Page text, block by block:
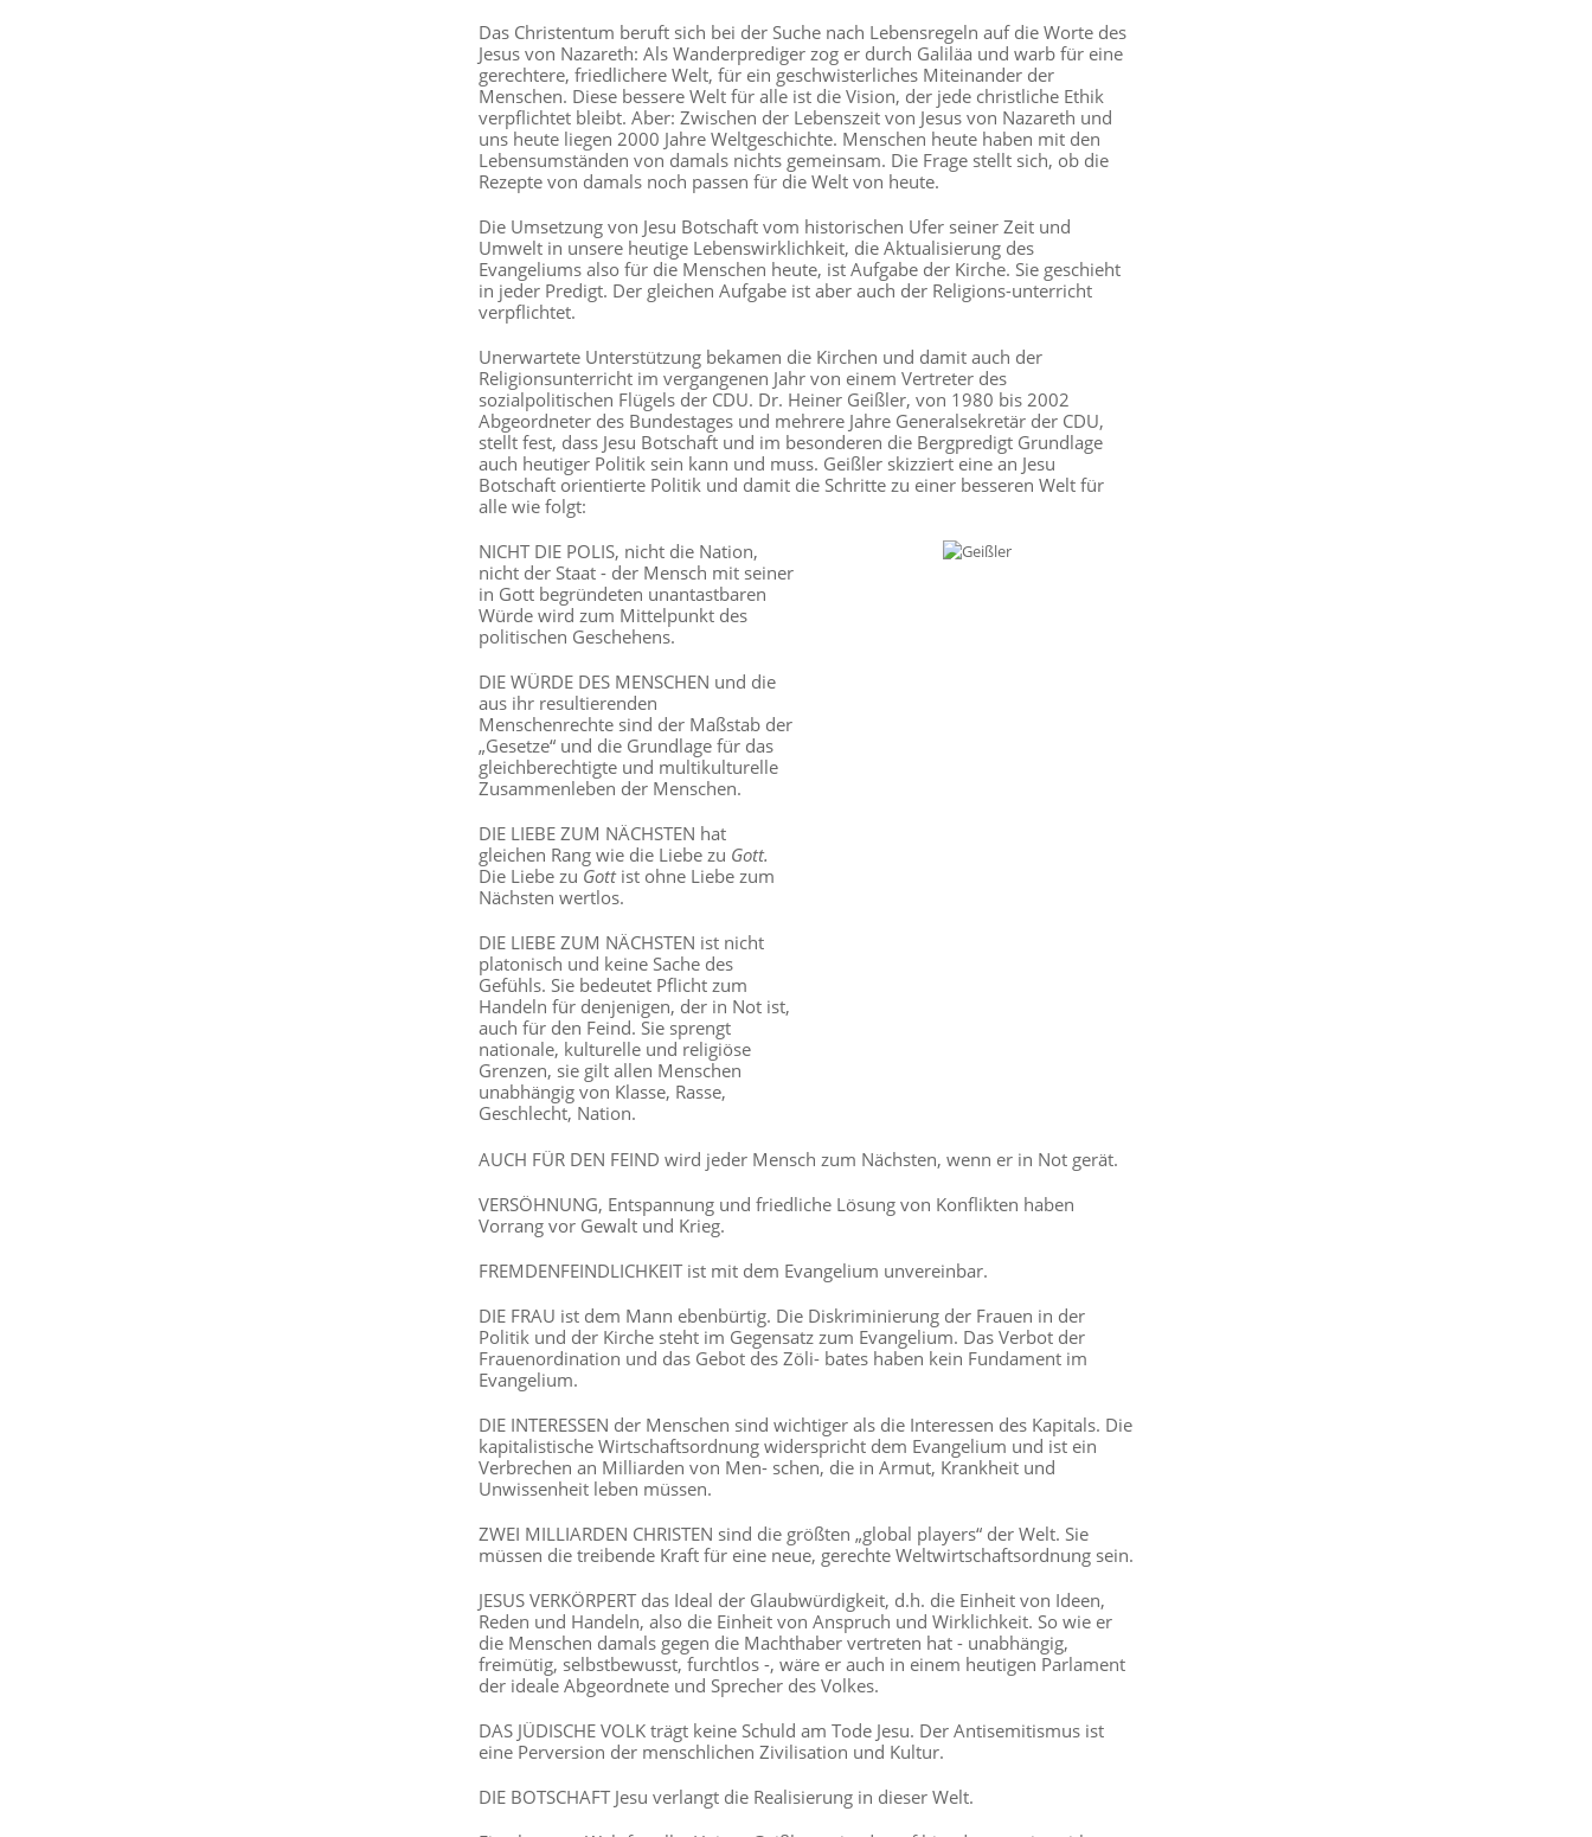
Das Christentum beruft sich bei der Suche nach Lebensregeln auf die Worte des
Jesus von Nazareth: Als Wanderprediger zog er durch Galiläa und warb für eine
gerechtere, friedlichere Welt, für ein geschwisterliches Miteinander der
Menschen. Diese bessere Welt für alle ist die Vision, der jede christliche Ethik
verpflichtet bleibt. Aber: Zwischen der Lebenszeit von Jesus von Nazareth und
uns heute liegen 2000 Jahre Weltgeschichte. Menschen heute haben mit den
Lebensumständen von damals nichts gemeinsam. Die Frage stellt sich, ob die
Rezepte von damals noch passen für die Welt von heute.
Die Umsetzung von Jesu Botschaft vom historischen Ufer seiner Zeit und
Umwelt in unsere heutige Lebenswirklichkeit, die Aktualisierung des
Evangeliums also für die Menschen heute, ist Aufgabe der Kirche. Sie geschieht
in jeder Predigt. Der gleichen Aufgabe ist aber auch der Religions-unterricht
verpflichtet.
Unerwartete Unterstützung bekamen die Kirchen und damit auch der
Religionsunterricht im vergangenen Jahr von einem Vertreter des
sozialpolitischen Flügels der CDU. Dr. Heiner Geißler, von 1980 bis 2002
Abgeordneter des Bundestages und mehrere Jahre Generalsekretär der CDU,
stellt fest, dass Jesu Botschaft und im besonderen die Bergpredigt Grundlage
auch heutiger Politik sein kann und muss. Geißler skizziert eine an Jesu
Botschaft orientierte Politik und damit die Schritte zu einer besseren Welt für
alle wie folgt:
NICHT DIE POLIS, nicht die Nation,
nicht der Staat - der Mensch mit seiner
in Gott begründeten unantastbaren
Würde wird zum Mittelpunkt des
politischen Geschehens.
DIE WÜRDE DES MENSCHEN und die
aus ihr resultierenden
Menschenrechte sind der Maßstab der
„Gesetze“ und die Grundlage für das
gleichberechtigte und multikulturelle
Zusammenleben der Menschen.
DIE LIEBE ZUM NÄCHSTEN hat
gleichen Rang wie die Liebe zu Gott.
Die Liebe zu Gott ist ohne Liebe zum
Nächsten wertlos.
DIE LIEBE ZUM NÄCHSTEN ist nicht
platonisch und keine Sache des
Gefühls. Sie bedeutet Pflicht zum
Handeln für denjenigen, der in Not ist,
auch für den Feind. Sie sprengt
nationale, kulturelle und religiöse
Grenzen, sie gilt allen Menschen
unabhängig von Klasse, Rasse,
Geschlecht, Nation.
AUCH FÜR DEN FEIND wird jeder Mensch zum Nächsten, wenn er in Not gerät.
VERSÖHNUNG, Entspannung und friedliche Lösung von Konflikten haben
Vorrang vor Gewalt und Krieg.
FREMDENFEINDLICHKEIT ist mit dem Evangelium unvereinbar.
DIE FRAU ist dem Mann ebenbürtig. Die Diskriminierung der Frauen in der
Politik und der Kirche steht im Gegensatz zum Evangelium. Das Verbot der
Frauenordination und das Gebot des Zöli- bates haben kein Fundament im
Evangelium.
DIE INTERESSEN der Menschen sind wichtiger als die Interessen des Kapitals. Die
kapitalistische Wirtschaftsordnung widerspricht dem Evangelium und ist ein
Verbrechen an Milliarden von Men- schen, die in Armut, Krankheit und
Unwissenheit leben müssen.
ZWEI MILLIARDEN CHRISTEN sind die größten „global players“ der Welt. Sie
müssen die treibende Kraft für eine neue, gerechte Weltwirtschaftsordnung sein.
JESUS VERKÖRPERT das Ideal der Glaubwürdigkeit, d.h. die Einheit von Ideen,
Reden und Handeln, also die Einheit von Anspruch und Wirklichkeit. So wie er
die Menschen damals gegen die Machthaber vertreten hat - unabhängig,
freimütig, selbstbewusst, furchtlos -, wäre er auch in einem heutigen Parlament
der ideale Abgeordnete und Sprecher des Volkes.
DAS JÜDISCHE VOLK trägt keine Schuld am Tode Jesu. Der Antisemitismus ist
eine Perversion der menschlichen Zivilisation und Kultur.
DIE BOTSCHAFT Jesu verlangt die Realisierung in dieser Welt.